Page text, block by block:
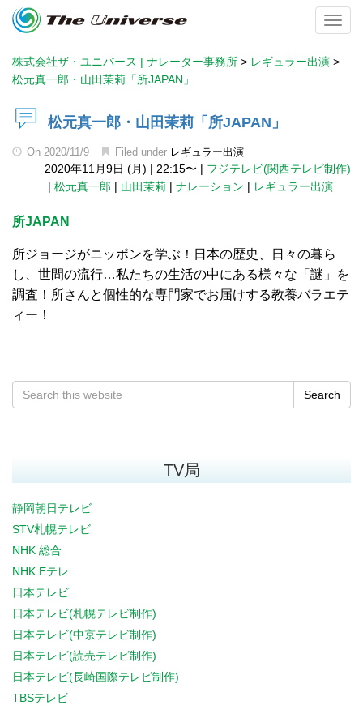
株式会社ザ・ユニバース | ナレーター事務所 > レギュラー出演 >
松元真一郎・山田茉莉「所JAPAN」
松元真一郎・山田茉莉「所JAPAN」
On 2020/11/9 Filed under レギュラー出演
2020年11月9日 (月) | 22:15〜 | フジテレビ(関西テレビ制作)
| 松元真一郎 | 山田茉莉 | ナレーション | レギュラー出演
所JAPAN
所ジョージがニッポンを学ぶ！日本の歴史、日々の暮ら
し、世間の流行…私たちの生活の中にある様々な「謎」を
調査！所さんと個性的な専門家でお届けする教養バラエテ
ィー！
Search
TV局
静岡朝日テレビ
STV札幌テレビ
NHK 総合
NHK Eテレ
日本テレビ
日本テレビ(札幌テレビ制作)
日本テレビ(中京テレビ制作)
日本テレビ(読売テレビ制作)
日本テレビ(長崎国際テレビ制作)
TBSテレビ